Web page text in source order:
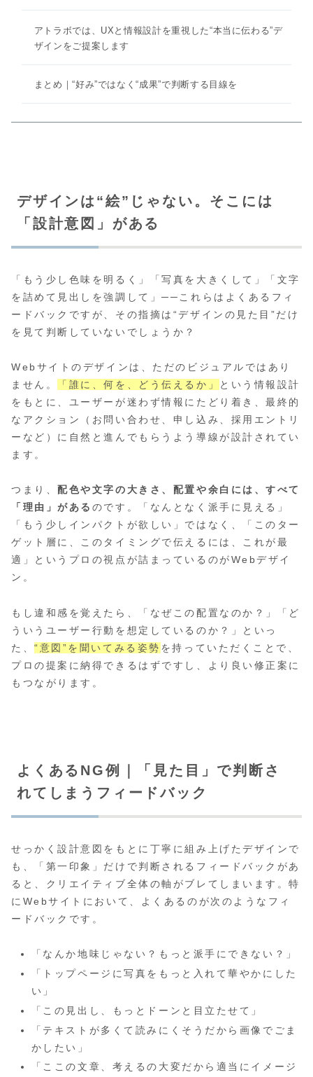
アトラボでは、UXと情報設計を重視した“本当に伝わる”デ
ザインをご提案します
まとめ｜“好み”ではなく“成果”で判断する目線を
デザインは“絵”じゃない。そこには
「設計意図」がある
「もう少し色味を明るく」「写真を大きくして」「文字
を詰めて見出しを強調して」──これらはよくあるフィ
ードバックですが、その指摘は“デザインの見た目”だけ
を見て判断していないでしょうか？
Webサイトのデザインは、ただのビジュアルではあり
ません。
「誰に、何を、どう伝えるか」
という情報設計
をもとに、ユーザーが迷わず情報にたどり着き、最終的
なアクション（お問い合わせ、申し込み、採用エントリ
ーなど）に自然と進んでもらうよう導線が設計されてい
ます。
つまり、配色や文字の大きさ、配置や余白には、すべて
「理由」がある のです。「なんとなく派手に見える」
「もう少しインパクトが欲しい」ではなく、「このター
ゲット層に、このタイミングで伝えるには、これが最
適」というプロの視点が詰まっているのがWebデザイ
ン。
もし違和感を覚えたら、「なぜこの配置なのか？」「ど
ういうユーザー行動を想定しているのか？」といっ
た、“意図”を聞いてみる姿勢 を持っていただくことで、
プロの提案に納得できるはずですし、より良い修正案に
もつながります。
よくあるNG例｜「見た目」で判断さ
れてしまうフィードバック
せっかく設計意図をもとに丁寧に組み上げたデザインで
も、「第一印象」だけで判断されるフィードバックがあ
ると、クリエイティブ全体の軸がブレてしまいます。特
にWebサイトにおいて、よくあるのが次のようなフィ
ードバックです。
「なんか地味じゃない？もっと派手にできない？」
「トップページに写真をもっと入れて華やかにした
い」
「この見出し、もっとドーンと目立たせて」
「テキストが多くて読みにくそうだから画像でごま
かしたい」
「ここの文章、考えるの大変だから適当にイメージ